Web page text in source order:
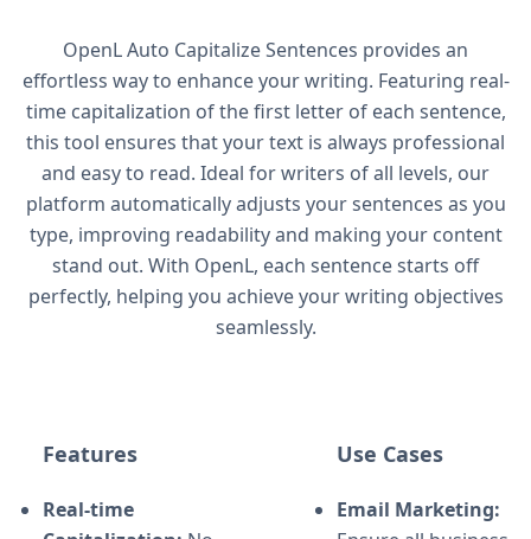
OpenL Auto Capitalize Sentences provides an
effortless way to enhance your writing. Featuring real-
time capitalization of the first letter of each sentence,
this tool ensures that your text is always professional
and easy to read. Ideal for writers of all levels, our
platform automatically adjusts your sentences as you
type, improving readability and making your content
stand out. With OpenL, each sentence starts off
perfectly, helping you achieve your writing objectives
seamlessly.
Features
Real-time
Use Cases
Email Marketing: